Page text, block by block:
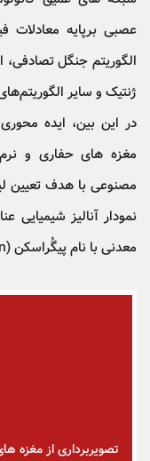
عصبی برپایه معادلات
الگوریتم جنگل تصادفی،
ژنتیک و سایر
در این بین، ایده
مغزه های حفاری و
مصنوعی با هدف تعیین
نمودار آنالیز
معدنی با نام پیگُراسکن (PigeorScan) است.
تصویربرداری از مغزه